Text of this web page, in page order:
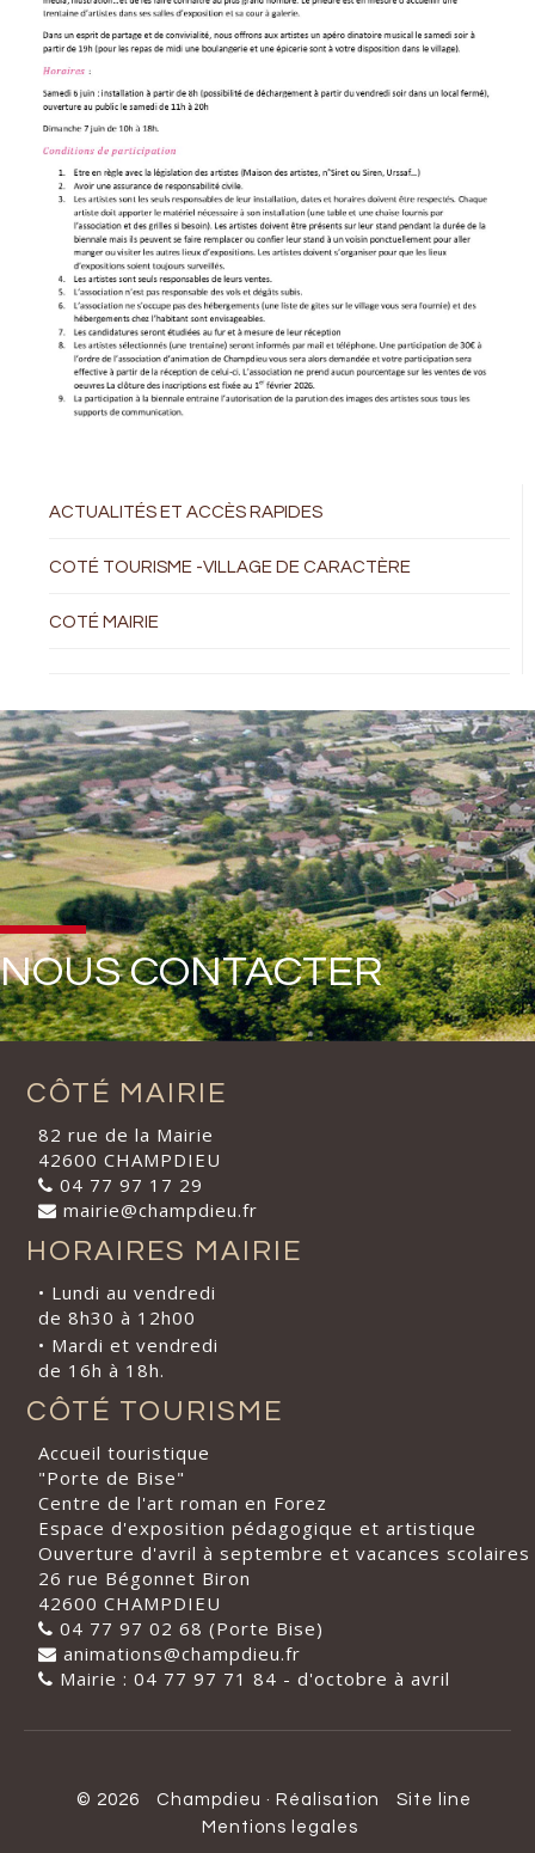
ACTUALITÉS ET ACCÈS RAPIDES
COTÉ TOURISME -VILLAGE DE CARACTÈRE
COTÉ MAIRIE
NOUS CONTACTER
CÔTÉ MAIRIE
82 rue de la Mairie
42600 CHAMPDIEU
04 77 97 17 29
mairie@champdieu.fr
HORAIRES MAIRIE
• Lundi au vendredi
de 8h30 à 12h00
• Mardi et vendredi
de 16h à 18h.
CÔTÉ TOURISME
Accueil touristique
"Porte de Bise"
Centre de l'art roman en Forez
Espace d'exposition pédagogique et artistique
Ouverture d'avril à septembre et vacances scolaires
26 rue Bégonnet Biron
42600 CHAMPDIEU
04 77 97 02 68 (Porte Bise)
animations@champdieu.fr
Mairie : 04 77 97 71 84 - d'octobre à avril
© 2026 Champdieu · Réalisation
Site line
Mentions legales